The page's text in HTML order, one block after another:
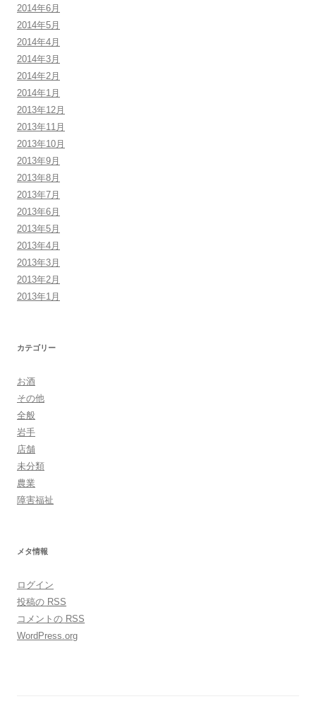
2014年6月
2014年5月
2014年4月
2014年3月
2014年2月
2014年1月
2013年12月
2013年11月
2013年10月
2013年9月
2013年8月
2013年7月
2013年6月
2013年5月
2013年4月
2013年3月
2013年2月
2013年1月
カテゴリー
お酒
その他
全般
岩手
店舗
未分類
農業
障害福祉
メタ情報
ログイン
投稿の RSS
コメントの RSS
WordPress.org